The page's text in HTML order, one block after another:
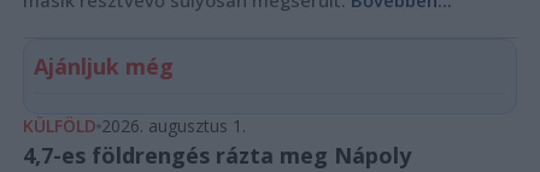
Ajánljuk még
KÜLFÖLD 2026. augusztus 1.
4,7-es földrengés rázta meg Nápoly